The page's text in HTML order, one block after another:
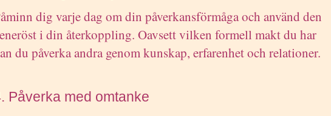
dig varje dag om din påverkansförmåga och använd den
i din återkoppling. Oavsett vilken formell makt du har
du påverka andra genom kunskap, erfarenhet och relationer.
Påverka med omtanke